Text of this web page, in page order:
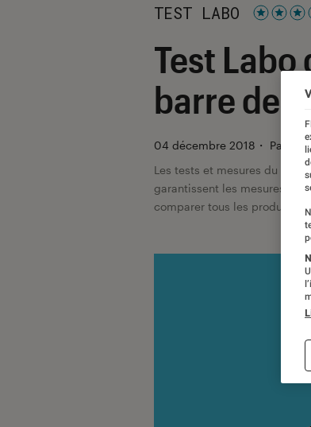
TEST LABO
Test Labo
barre de
04 décembre 2018 ・ Par
Les tests et mesures du
garantissent les mesures
comparer tous les produits,